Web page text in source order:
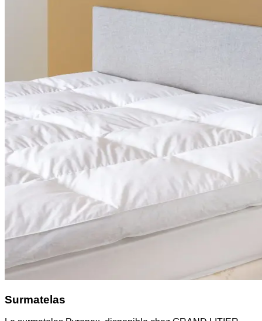
Surmatelas